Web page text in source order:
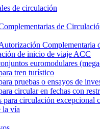
de circulación
de
Complementaria
de inicio de viaje ACC
euromodulares
tren turístico
pruebas o ensayos de
circular en fechas con
para circulación excepcional
la vía